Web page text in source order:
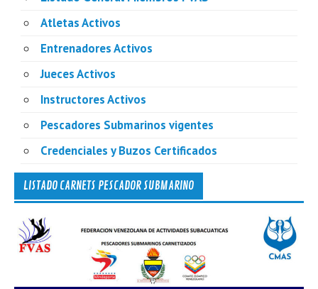
Atletas Activos
Entrenadores Activos
Jueces Activos
Instructores Activos
Pescadores Submarinos vigentes
Credenciales y Buzos Certificados
LISTADO CARNETS PESCADOR SUBMARINO